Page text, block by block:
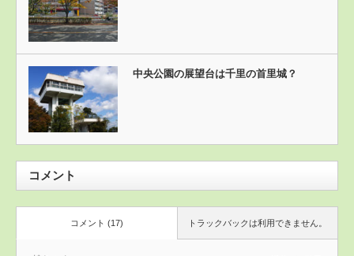
中央公園の展望台は千里の首里城？
コメント
トラックバックは利用できません。
コメント (17)